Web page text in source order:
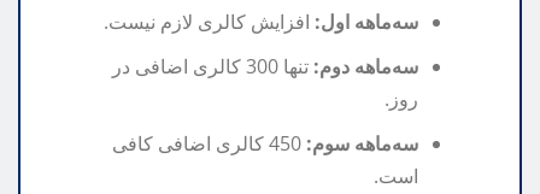
سه‌ماهه اول: افزایش کالری لازم نیست.
سه‌ماهه دوم:
تنها 300 کالری اضافی در
روز.
سه‌ماهه سوم:
450 کالری اضافی کافی
است.